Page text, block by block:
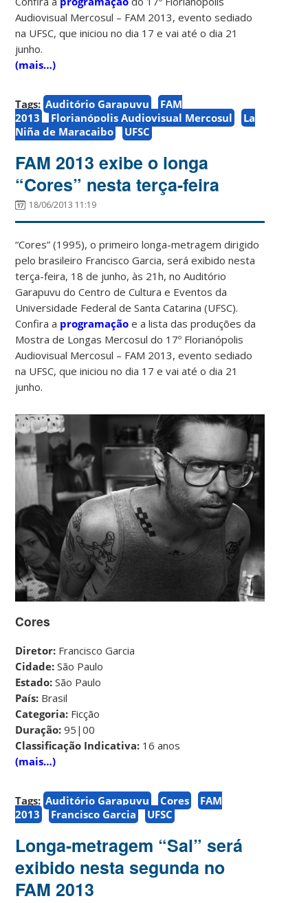
Audiovisual Mercosul – FAM 2013, evento sediado
na UFSC, que iniciou no dia 17 e vai até o dia 21
junho.
(mais…)
Tags: Auditório Garapuvu
FAM
2013
Florianópolis Audiovisual Mercosul
La
Niña de Maracaibo
UFSC
FAM 2013 exibe o longa
“Cores” nesta terça-feira
18/06/2013 11:19
“Cores” (1995), o primeiro longa-metragem dirigido
pelo brasileiro Francisco Garcia, será exibido nesta
terça-feira, 18 de junho, às 21h, no Auditório
Garapuvu do Centro de Cultura e Eventos da
Universidade Federal de Santa Catarina (UFSC).
Confira a programação e a lista das produções da
Mostra de Longas Mercosul do 17º Florianópolis
Audiovisual Mercosul – FAM 2013, evento sediado
na UFSC, que iniciou no dia 17 e vai até o dia 21
junho.
Cores
Diretor: Francisco Garcia
Cidade: São Paulo
Estado: São Paulo
País: Brasil
Categoria: Ficção
Duração: 95|00
Classificação Indicativa: 16 anos
(mais…)
Tags: Auditório Garapuvu Cores
FAM
2013
Francisco Garcia UFSC
Longa-metragem “Sal” será
exibido nesta segunda no
FAM 2013